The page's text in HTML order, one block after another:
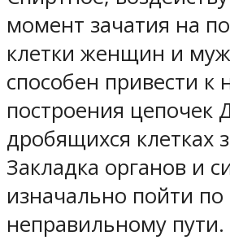
момент зачатия на
клетки женщин и
способен привести
построения цепочек
дробящихся клетках
Закладка органов и
изначально пойти по
неправильному пути.